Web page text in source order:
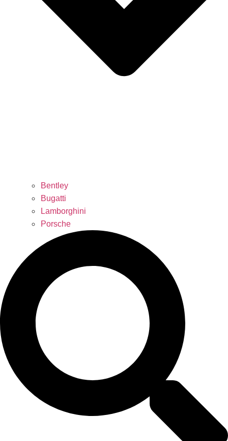
Bentley
Bugatti
Lamborghini
Porsche